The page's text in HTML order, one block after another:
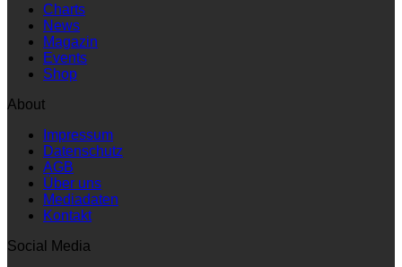
Charts
News
Magazin
Events
Shop
About
Impressum
Datenschutz
AGB
Über uns
Mediadaten
Kontakt
Social Media